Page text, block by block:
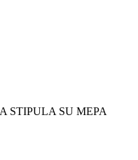
STIPULA SU MEPA